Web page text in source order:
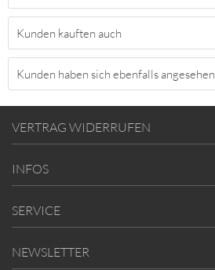
Kunden kauften auch
Kunden haben sich ebenfalls angesehen
VERTRAG WIDERRUFEN
INFOS
SERVICE
NEWSLETTER